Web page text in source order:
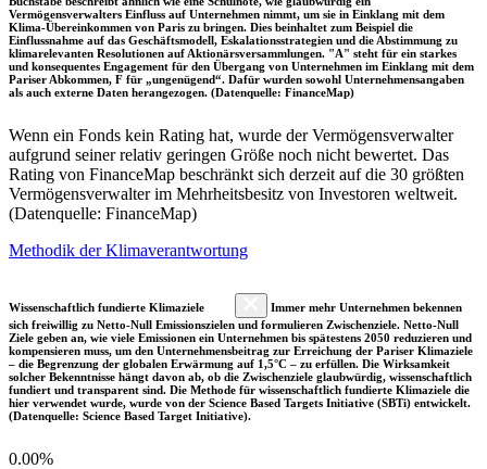
Vermögensverwalters Einfluss auf Unternehmen nimmt, um sie in Einklang mit dem
Klima-Übereinkommen von Paris zu bringen. Dies beinhaltet zum Beispiel die
Einflussnahme auf das Geschäftsmodell, Eskalationsstrategien und die Abstimmung zu
klimarelevanten Resolutionen auf Aktionärsversammlungen. "A" steht für ein starkes
und konsequentes Engagement für den Übergang von Unternehmen im Einklang mit dem
Pariser Abkommen, F für „ungenügend“. Dafür wurden sowohl Unternehmensangaben
als auch externe Daten herangezogen. (Datenquelle: FinanceMap)
Wenn ein Fonds kein Rating hat, wurde der Vermögensverwalter
aufgrund seiner relativ geringen Größe noch nicht bewertet. Das
Rating von FinanceMap beschränkt sich derzeit auf die 30 größten
Vermögensverwalter im Mehrheitsbesitz von Investoren weltweit.
(Datenquelle: FinanceMap)
Methodik der Klimaverantwortung
Wissenschaftlich fundierte Klimaziele
Immer mehr Unternehmen bekennen
sich freiwillig zu Netto-Null Emissionszielen und formulieren Zwischenziele. Netto-Null
Ziele geben an, wie viele Emissionen ein Unternehmen bis spätestens 2050 reduzieren und
kompensieren muss, um den Unternehmensbeitrag zur Erreichung der Pariser Klimaziele
– die Begrenzung der globalen Erwärmung auf 1,5°C – zu erfüllen. Die Wirksamkeit
solcher Bekenntnisse hängt davon ab, ob die Zwischenziele glaubwürdig, wissenschaftlich
fundiert und transparent sind. Die Methode für wissenschaftlich fundierte Klimaziele die
hier verwendet wurde, wurde von der Science Based Targets Initiative (SBTi) entwickelt.
(Datenquelle: Science Based Target Initiative).
0.00%